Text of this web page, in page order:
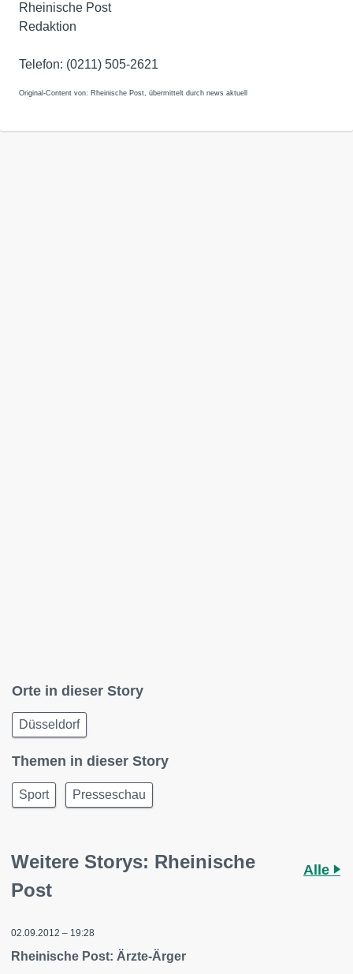
Rheinische Post
Redaktion
Telefon: (0211) 505-2621
Original-Content von: Rheinische Post, übermittelt durch news aktuell
Orte in dieser Story
Düsseldorf
Themen in dieser Story
Sport Presseschau
Weitere Storys: Rheinische
Post
Alle
02.09.2012 – 19:28
Rheinische Post: Ärzte-Ärger